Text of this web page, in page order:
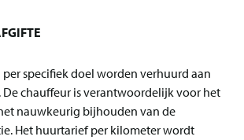
specifiek doel worden verhuurd aan
De chauffeur is verantwoordelijk voor het
nauwkeurig bijhouden van de
Het huurtarief per kilometer wordt